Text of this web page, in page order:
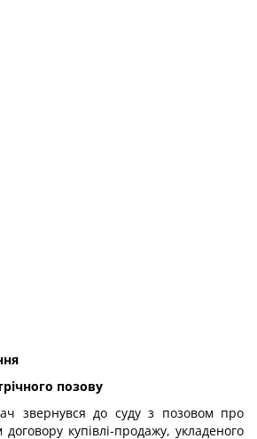
позову
звернувся до суду з позовом про
купівлі-продажу, укладеного